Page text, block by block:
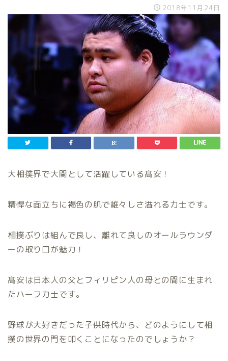
2018年11月24日
大相撲界で大関として活躍している髙安！
精悍な面立ちに褐色の肌で雄々しさ溢れる力士です。
相撲ぶりは組んで良し、離れて良しのオールラウンダ
ーの取り口が魅力！
髙安は日本人の父とフィリピン人の母との間に生まれ
たハーフ力士です。
野球が大好きだった子供時代から、どのようにして相
撲の世界の門を叩くことになったのでしょうか？